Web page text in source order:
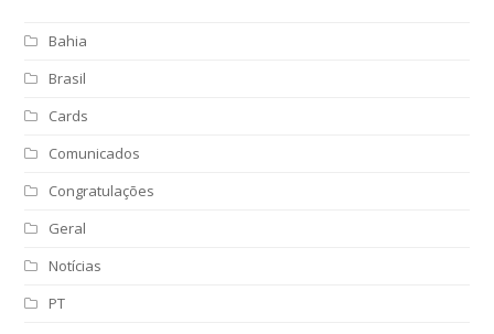
Bahia
Brasil
Cards
Comunicados
Congratulações
Geral
Notícias
PT